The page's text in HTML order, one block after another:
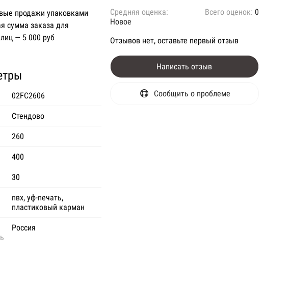
продажи упаковками
сумма заказа для
— 5 000 руб
02FC2606
Стендово
260
400
30
пвх, уф-печать,
пластиковый карман
Россия
Средняя оценка:
Новое
Всего оценок: 0
Отзывов нет, оставьте первый отзыв
Написать отзыв
Сообщить о проблеме